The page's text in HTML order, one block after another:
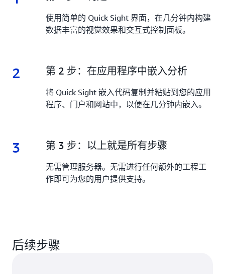
使用简单的 Quick Sight 界面，在几分钟内构建
数据丰富的视觉效果和交互式控制面板。
2 2.
第 2 步：在应用程序中嵌入分析
将 Quick Sight 嵌入代码复制并粘贴到您的应用
程序、门户和网站中，以便在几分钟内嵌入。
3 3.
第 3 步：以上就是所有步骤
无需管理服务器。无需进行任何额外的工程工
作即可为您的用户提供支持。
后续步骤